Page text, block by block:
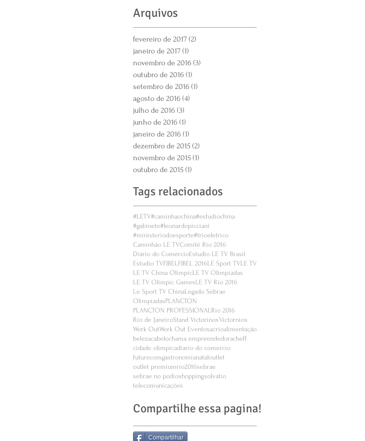
Arquivos
fevereiro de 2017 (2)
janeiro de 2017 (1)
novembro de 2016 (3)
outubro de 2016 (1)
setembro de 2016 (1)
agosto de 2016 (4)
julho de 2016 (3)
junho de 2016 (1)
janeiro de 2016 (1)
dezembro de 2015 (2)
novembro de 2015 (1)
outubro de 2015 (1)
Tags relacionados
#LETV#caminhaochina#estudiochina
#gabinete#leonardopicciani
#ministeriodoesporte#trioeletrico
Caminhão LE TVComitê Rio 2016
Diário do ComércioEstudio LE TV Brasil
Estudio TVFIBEL FIBEL 2016LE Sport TVLE TV
LE TV China OlimpicLE TV Olimpiadas
LE TV Olimpic GamesLE TV Rio 2016
Le Sport TV ChinaLegado Sebrae
OlimpiadasPLANCTON
PLANCTON PROFESSIONAL Rio 2016
Rio de JaneiroStand Victorinox Victorniox
Work OutWork Out Eventosacrioalimentação
belezacabelochama empreendedoracheff
cidade olimpicadiario do comercio
futurecomgastronomianataloutlet
outlet premiumrio2016sebrae
sebrae no podioshoppingsolvatio
telecomunicações
Compartilhe essa pagina!
Compartilhar